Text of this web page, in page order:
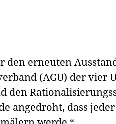
den erneuten
(AGU) der vier
den
angedroht, dass